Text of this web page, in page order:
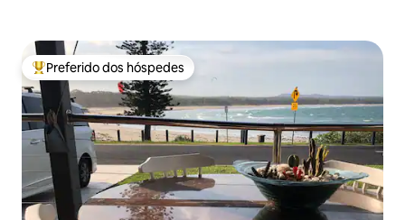
Entre os melhores preferidos dos hóspedes
Preferido dos hóspedes